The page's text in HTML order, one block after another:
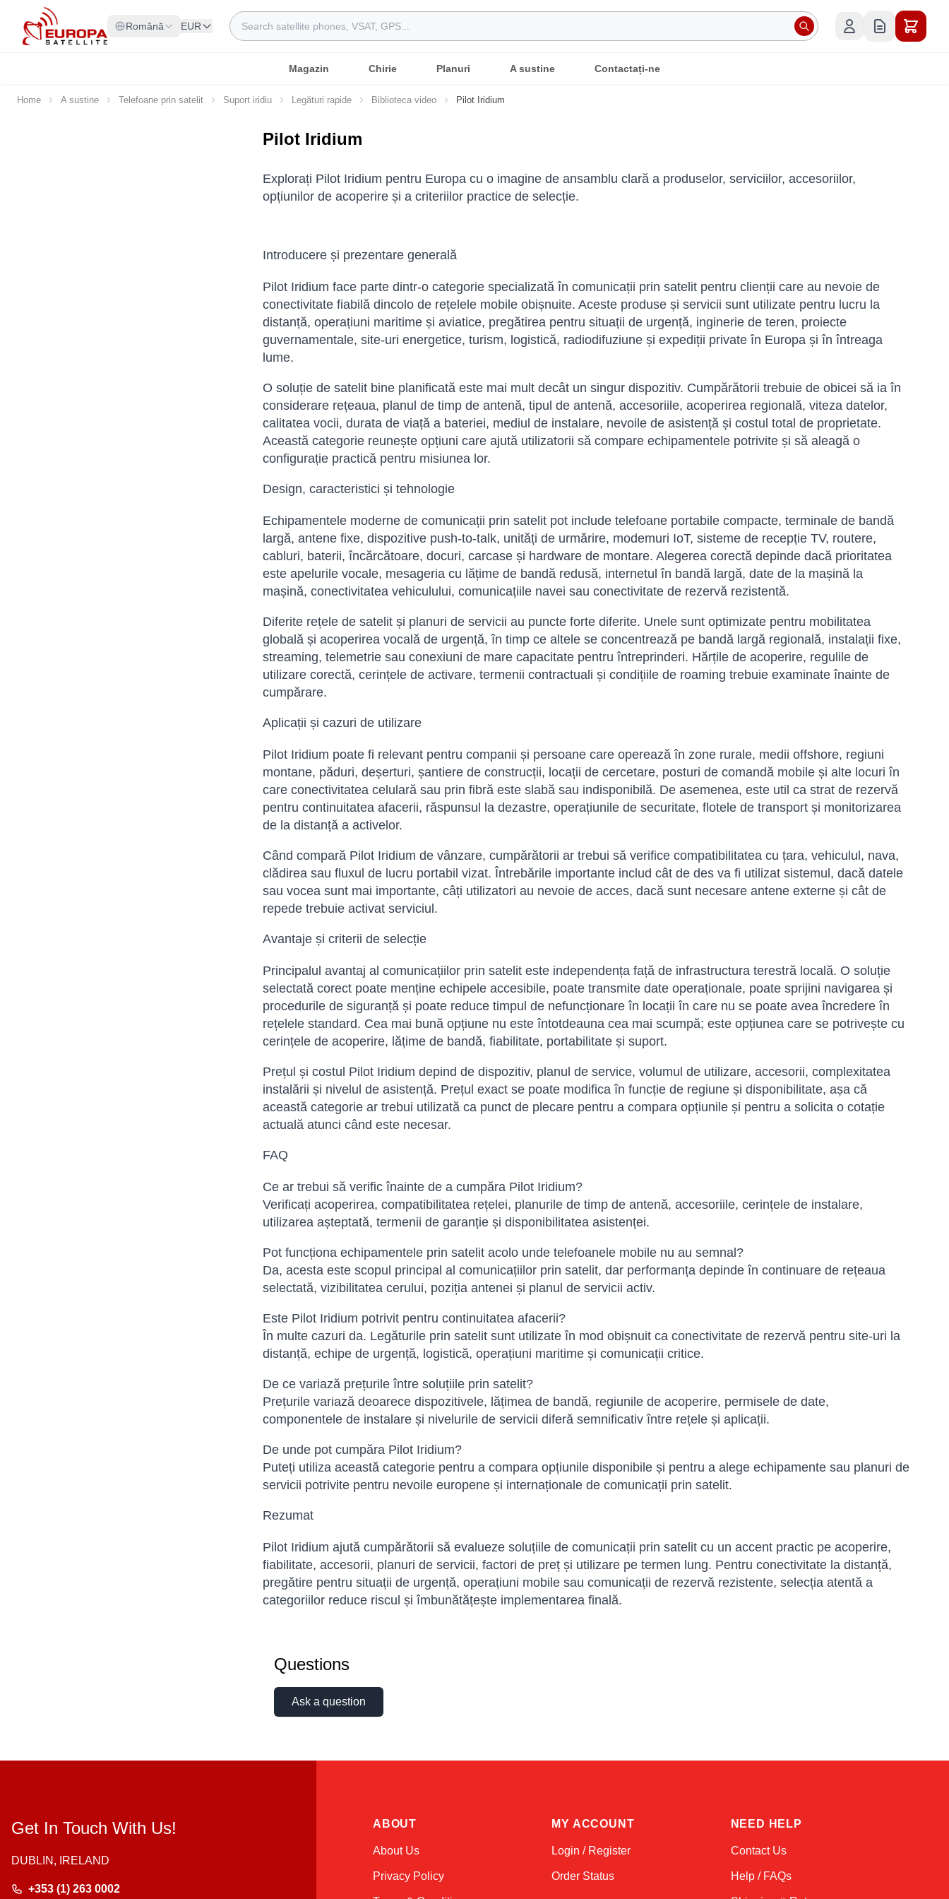
Skip to Content
Română EUR
Search
Magazin Chirie Planuri A sustine Contactați-ne
Home A sustine Telefoane prin satelit Suport iridiu Legături rapide Biblioteca video Pilot Iridium
Pilot Iridium
Explorați Pilot Iridium pentru Europa cu o imagine de ansamblu clară a produselor, serviciilor, accesoriilor,
opțiunilor de acoperire și a criteriilor practice de selecție.
Introducere și prezentare generală
Pilot Iridium face parte dintr-o categorie specializată în comunicații prin satelit pentru clienții care au nevoie de
conectivitate fiabilă dincolo de rețelele mobile obișnuite. Aceste produse și servicii sunt utilizate pentru lucru la
distanță, operațiuni maritime și aviatice, pregătirea pentru situații de urgență, inginerie de teren, proiecte
guvernamentale, site-uri energetice, turism, logistică, radiodifuziune și expediții private în Europa și în întreaga
lume.
O soluție de satelit bine planificată este mai mult decât un singur dispozitiv. Cumpărătorii trebuie de obicei să ia în
considerare rețeaua, planul de timp de antenă, tipul de antenă, accesoriile, acoperirea regională, viteza datelor,
calitatea vocii, durata de viață a bateriei, mediul de instalare, nevoile de asistență și costul total de proprietate.
Această categorie reunește opțiuni care ajută utilizatorii să compare echipamentele potrivite și să aleagă o
configurație practică pentru misiunea lor.
Design, caracteristici și tehnologie
Echipamentele moderne de comunicații prin satelit pot include telefoane portabile compacte, terminale de bandă
largă, antene fixe, dispozitive push-to-talk, unități de urmărire, modemuri IoT, sisteme de recepție TV, routere,
cabluri, baterii, încărcătoare, docuri, carcase și hardware de montare. Alegerea corectă depinde dacă prioritatea
este apelurile vocale, mesageria cu lățime de bandă redusă, internetul în bandă largă, date de la mașină la
mașină, conectivitatea vehiculului, comunicațiile navei sau conectivitate de rezervă rezistentă.
Diferite rețele de satelit și planuri de servicii au puncte forte diferite. Unele sunt optimizate pentru mobilitatea
globală și acoperirea vocală de urgență, în timp ce altele se concentrează pe bandă largă regională, instalații fixe,
streaming, telemetrie sau conexiuni de mare capacitate pentru întreprinderi. Hărțile de acoperire, regulile de
utilizare corectă, cerințele de activare, termenii contractuali și condițiile de roaming trebuie examinate înainte de
cumpărare.
Aplicații și cazuri de utilizare
Pilot Iridium poate fi relevant pentru companii și persoane care operează în zone rurale, medii offshore, regiuni
montane, păduri, deșerturi, șantiere de construcții, locații de cercetare, posturi de comandă mobile și alte locuri în
care conectivitatea celulară sau prin fibră este slabă sau indisponibilă. De asemenea, este util ca strat de rezervă
pentru continuitatea afacerii, răspunsul la dezastre, operațiunile de securitate, flotele de transport și monitorizarea
de la distanță a activelor.
Când compară Pilot Iridium de vânzare, cumpărătorii ar trebui să verifice compatibilitatea cu țara, vehiculul, nava,
clădirea sau fluxul de lucru portabil vizat. Întrebările importante includ cât de des va fi utilizat sistemul, dacă datele
sau vocea sunt mai importante, câți utilizatori au nevoie de acces, dacă sunt necesare antene externe și cât de
repede trebuie activat serviciul.
Avantaje și criterii de selecție
Principalul avantaj al comunicațiilor prin satelit este independența față de infrastructura terestră locală. O soluție
selectată corect poate menține echipele accesibile, poate transmite date operaționale, poate sprijini navigarea și
procedurile de siguranță și poate reduce timpul de nefuncționare în locații în care nu se poate avea încredere în
rețelele standard. Cea mai bună opțiune nu este întotdeauna cea mai scumpă; este opțiunea care se potrivește cu
cerințele de acoperire, lățime de bandă, fiabilitate, portabilitate și suport.
Prețul și costul Pilot Iridium depind de dispozitiv, planul de service, volumul de utilizare, accesorii, complexitatea
instalării și nivelul de asistență. Prețul exact se poate modifica în funcție de regiune și disponibilitate, așa că
această categorie ar trebui utilizată ca punct de plecare pentru a compara opțiunile și pentru a solicita o cotație
actuală atunci când este necesar.
FAQ
Ce ar trebui să verific înainte de a cumpăra Pilot Iridium?
Verificați acoperirea, compatibilitatea rețelei, planurile de timp de antenă, accesoriile, cerințele de instalare,
utilizarea așteptată, termenii de garanție și disponibilitatea asistenței.
Pot funcționa echipamentele prin satelit acolo unde telefoanele mobile nu au semnal?
Da, acesta este scopul principal al comunicațiilor prin satelit, dar performanța depinde în continuare de rețeaua
selectată, vizibilitatea cerului, poziția antenei și planul de servicii activ.
Este Pilot Iridium potrivit pentru continuitatea afacerii?
În multe cazuri da. Legăturile prin satelit sunt utilizate în mod obișnuit ca conectivitate de rezervă pentru site-uri la
distanță, echipe de urgență, logistică, operațiuni maritime și comunicații critice.
De ce variază prețurile între soluțiile prin satelit?
Prețurile variază deoarece dispozitivele, lățimea de bandă, regiunile de acoperire, permisele de date,
componentele de instalare și nivelurile de servicii diferă semnificativ între rețele și aplicații.
De unde pot cumpăra Pilot Iridium?
Puteți utiliza această categorie pentru a compara opțiunile disponibile și pentru a alege echipamente sau planuri de
servicii potrivite pentru nevoile europene și internaționale de comunicații prin satelit.
Rezumat
Pilot Iridium ajută cumpărătorii să evalueze soluțiile de comunicații prin satelit cu un accent practic pe acoperire,
fiabilitate, accesorii, planuri de servicii, factori de preț și utilizare pe termen lung. Pentru conectivitate la distanță,
pregătire pentru situații de urgență, operațiuni mobile sau comunicații de rezervă rezistente, selecția atentă a
categoriilor reduce riscul și îmbunătățește implementarea finală.
Questions
Ask a question
Get In Touch With Us!
DUBLIN, IRELAND
+353 (1) 263 0002
ABOUT
About Us
Privacy Policy
MY ACCOUNT
Login / Register
Order Status
NEED HELP
Contact Us
Help / FAQs